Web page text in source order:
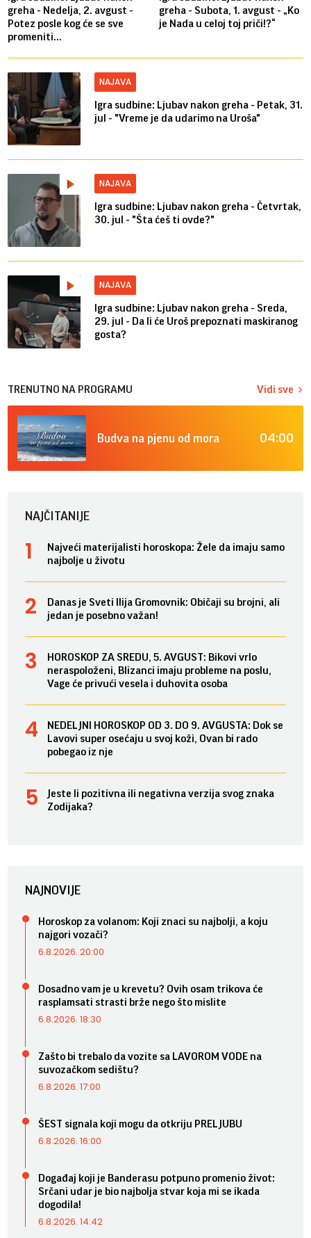
greha - Nedelja, 2. avgust -
Potez posle kog će se sve
promeniti...
greha - Subota, 1. avgust - „Ko
je Nada u celoj toj priči!?“
NAJAVA
Igra sudbine: Ljubav nakon greha - Petak, 31.
jul - "Vreme je da udarimo na Uroša"
NAJAVA
Igra sudbine: Ljubav nakon greha - Četvrtak,
30. jul - "Šta ćeš ti ovde?"
NAJAVA
Igra sudbine: Ljubav nakon greha - Sreda,
29. jul - Da li će Uroš prepoznati maskiranog
gosta?
TRENUTNO NA PROGRAMU Vidi sve
Budva na pjenu od mora 04:00
NAJČITANIJE
Najveći materijalisti horoskopa: Žele da imaju samo
najbolje u životu
Danas je Sveti Ilija Gromovnik: Običaji su brojni, ali
jedan je posebno važan!
HOROSKOP ZA SREDU, 5. AVGUST: Bikovi vrlo
neraspoloženi, Blizanci imaju probleme na poslu,
Vage će privući vesela i duhovita osoba
NEDELJNI HOROSKOP OD 3. DO 9. AVGUSTA: Dok se
Lavovi super osećaju u svoj koži, Ovan bi rado
pobegao iz nje
Jeste li pozitivna ili negativna verzija svog znaka
Zodijaka?
NAJNOVIJE
Horoskop za volanom: Koji znaci su najbolji, a koju
najgori vozači?
6.8.2026. 20:00
Dosadno vam je u krevetu? Ovih osam trikova će
rasplamsati strasti brže nego što mislite
6.8.2026. 18:30
Zašto bi trebalo da vozite sa LAVOROM VODE na
suvozačkom sedištu?
6.8.2026. 17:00
ŠEST signala koji mogu da otkriju PRELJUBU
6.8.2026. 16:00
Događaj koji je Banderasu potpuno promenio život:
Srčani udar je bio najbolja stvar koja mi se ikada
dogodila!
6.8.2026. 14:42